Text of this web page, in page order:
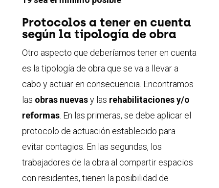
Protocolos a tener en cuenta
según la tipología de obra
Otro aspecto que deberíamos tener en cuenta
es la tipología de obra que se va a llevar a
cabo y actuar en consecuencia. Encontramos
las obras nuevasy las rehabilitaciones y/o
reformas. En las primeras, se debe aplicar el
protocolo de actuación establecido para
evitar contagios. En las segundas, los
trabajadores de la obra al compartir espacios
con residentes, tienen la posibilidad de